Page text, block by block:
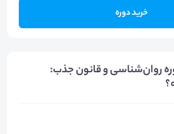
خرید دوره
روان‌شناسی و قانون جذب: